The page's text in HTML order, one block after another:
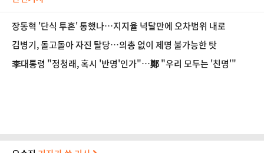
장동혁 '단식 투혼' 통했나…지지율 넉달만에 오차범위 내로
김병기, 돌고돌아 자진 탈당…의총 없이 제명 불가능한 탓
李대통령 "정청래, 혹시 '반명'인가"…鄭 "우리 모두는 '친명'"